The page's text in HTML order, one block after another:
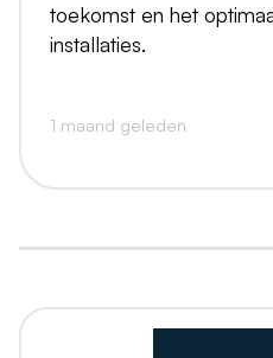
toekomst en het
installaties.
1 maand geleden